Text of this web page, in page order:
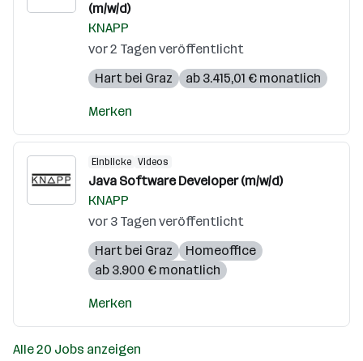
(m/w/d)
KNAPP
vor 2 Tagen veröffentlicht
Hart bei Graz
ab 3.415,01 € monatlich
Merken
Einblicke Videos
Java Software Developer (m/w/d)
KNAPP
vor 3 Tagen veröffentlicht
Hart bei Graz
Homeoffice
ab 3.900 € monatlich
Merken
Alle 20 Jobs anzeigen